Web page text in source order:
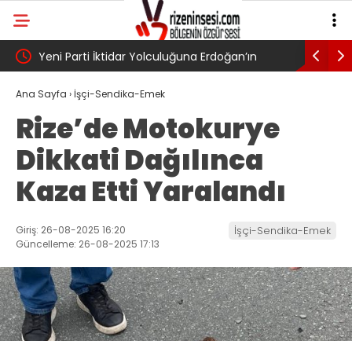
Yeni Parti İktidar Yolculuğuna Erdoğan’ın
Memleketi Rize’den Başladı
Genel
Ana Sayfa › İşçi-Sendika-Emek
Rize’de Motokurye
Dikkati Dağılınca
Kaza Etti Yaralandı
Giriş: 26-08-2025 16:20
Güncelleme: 26-08-2025 17:13
İşçi-Sendika-Emek